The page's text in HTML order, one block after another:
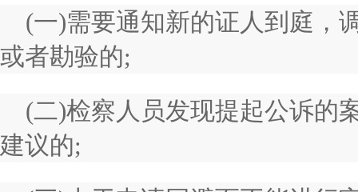
(一)需要通知新的证人到庭，
或者勘验的;
(二)检察人员发现提起公诉的
建议的;